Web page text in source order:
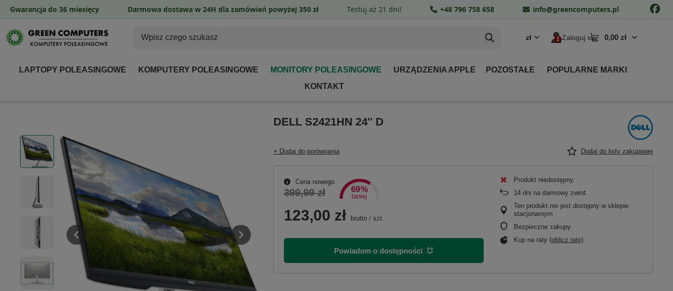
zł Zaloguj się 0,00 zł
LAPTOPY POLEASINGOWE KOMPUTERY POLEASINGOWE MONITORY POLEASINGOWE URZĄDZENIA APPLE POZOSTAŁE
POPULARNE MARKI
KONTAKT
DELL S2421HN 24'' D
+ Dodaj do porównania Dodaj do listy zakupowej
Cena nowego
399,99 zł 69%
taniej
123,00 zł brutto/ szt.
Powiadom o dostępności
Produkt niedostępny
14 dni na darmowy zwrot
Ten produkt nie jest dostępny w sklepie
stacjonarnym
Bezpieczne zakupy
Kup na raty (oblicz ratę)
Gwarancja do 36 miesięcy Darmowa dostawa w 24H dla zamówień powyżej 350 zł Testuj aż 21 dni! +48 796 758 658 info@greencomputers.pl